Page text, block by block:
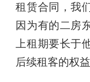
租赁合同，我
因为有的二房
上租期要长于
后续租客的权